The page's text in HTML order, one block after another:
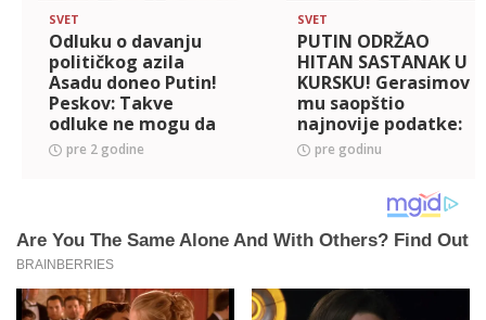
SVET
Odluku o davanju
političkog azila
Asadu doneo Putin!
Peskov: Takve
odluke ne mogu da
se donose bez šefa
države
pre 2 godine
SVET
PUTIN ODRŽAO
HITAN SASTANAK U
KURSKU! Gerasimov
mu saopštio
najnovije podatke:
Plan Ukrajine je
propao
pre godinu